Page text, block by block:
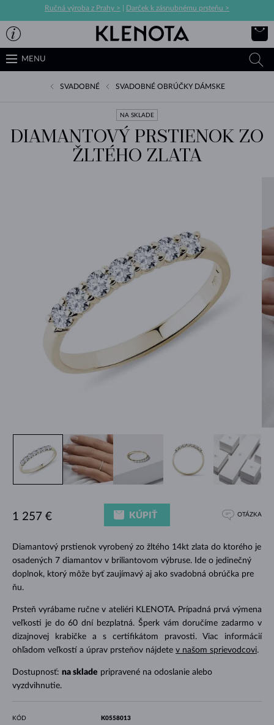
Ručná výroba z Prahy > Darček k zásnubnému prsteňu >
MENU
SVADOBNÉ SVADOBNÉ OBRÚČKY DÁMSKE
NA SKLADE
DIAMANTOVÝ PRSTIENOK ZO
ŽLTÉHO ZLATA
Diamantový prstienok vyrobený zo žltého 14kt zlata do ktorého je
osadených 7 diamantov v briliantovom výbruse. Ide o jedinečný
doplnok, ktorý môže byť zaujímavý aj ako svadobná obrúčka pre
ňu.
Prsteň vyrábame ručne v ateliéri KLENOTA. Prípadná prvá výmena
veľkosti je do 60 dní bezplatná. Šperk vám doručíme zadarmo v
dizajnovej krabičke a s certifikátom pravosti. Viac informácií
ohľadom veľkostí a úprav prsteňov nájdete v našom sprievodcovi.
Dostupnosť: na sklade pripravené na odoslanie alebo
vyzdvihnutie.
1 257 € KÚPIŤ OTÁZKA
KÓD K0558013